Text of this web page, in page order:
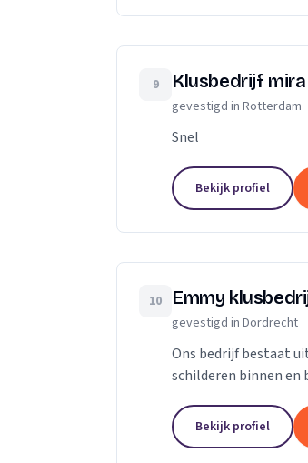
9 Klusbedrijf mira
gevestigd in Rotterdam
Snel
Bekijk profiel
10 Emmy
gevestigd in Dordrecht
Ons bedrijf bestaat
schilderen binnen en
Bekijk profiel